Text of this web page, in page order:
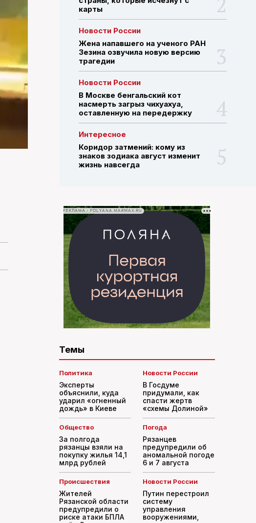
ПОИСК ПО САЙТУ
карты
Новости России
Жена напавшего на ученого РАН
Зезина озвучила новую версию
трагедии
Новости России
В Москве бенгальский кот
насмерть загрыз чихуахуа,
оставленную на передержку
Интересное
Коридор затмений: кому из
знаков зодиака август изменит
жизнь навсегда
РЕКЛАМА • POLYANA.MARMAX.RU
Темы
Политика
Эксперты
объяснили, куда
ударил «огненный
дождь» в Киеве
Новости России
В Госдуме
придумали, как
спасти жертв
«схемы Долиной»
Общество
За полгода
рязанцы взяли на
покупку жилья 14,1
млрд рублей
Погода
Рязанцев
предупредили об
аномальной погоде
6 и 7 августа
Происшествия
Жителей
Рязанской области
предупредили о
риске атаки БПЛА
Новости России
Путин перестроил
систему
управления
вооружениями,